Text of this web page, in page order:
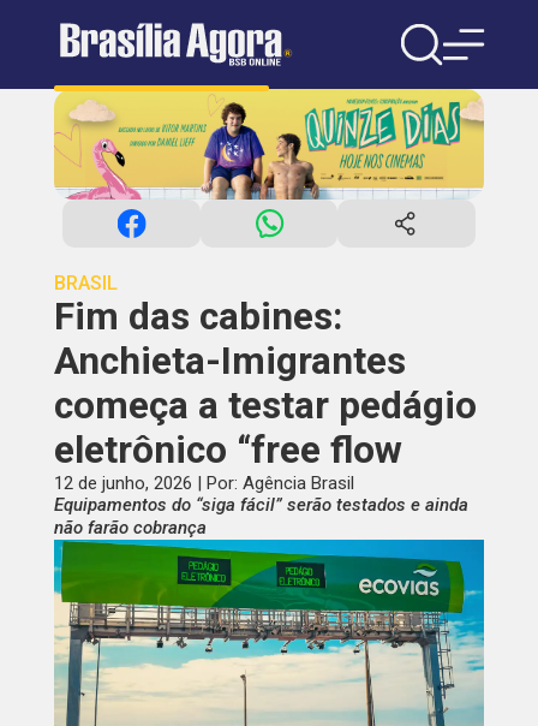
BRASIL
Fim das cabines:
Anchieta-Imigrantes
começa a testar pedágio
eletrônico “free flow
12 de junho, 2026 | Por: Agência Brasil
Equipamentos do “siga fácil” serão testados e ainda
não farão cobrança